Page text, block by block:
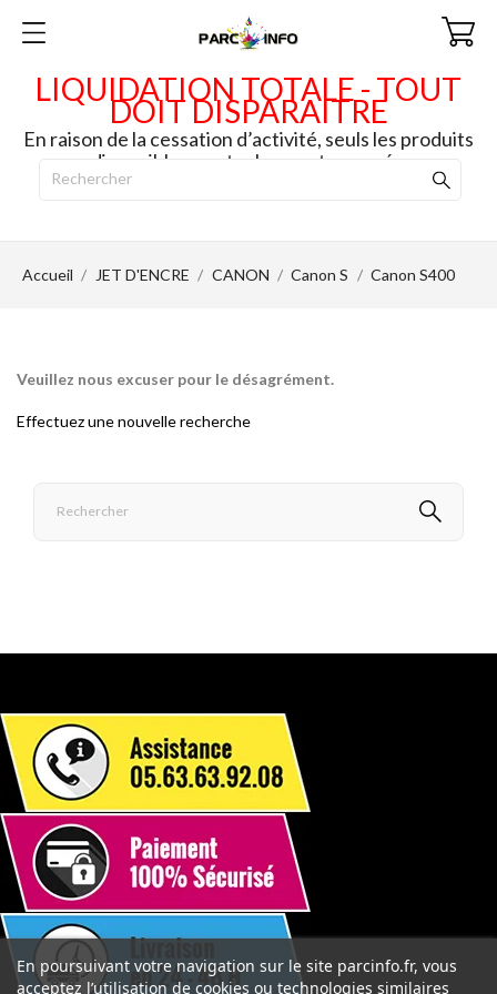
LIQUIDATION TOTALE - TOUT
DOIT DISPARAITRE
En raison de la cessation d’activité, seuls les produits
disponibles en stock seront envoyés.
Accueil JET D'ENCRE CANON Canon S Canon S400
Veuillez nous excuser pour le désagrément.
Effectuez une nouvelle recherche
En poursuivant votre navigation sur le site parcinfo.fr, vous
acceptez l’utilisation de cookies ou technologies similaires